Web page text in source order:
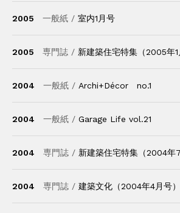
2005 一般紙 / 室内1月号
2005 専門誌 / 新建築住宅特集（2005年1
2004 一般紙 / Archi+Décor no.1
2004 一般紙 / Garage Life vol.21
2004 専門誌 / 新建築住宅特集（2004年7
2004 専門誌 / 建築文化（2004年4月号）